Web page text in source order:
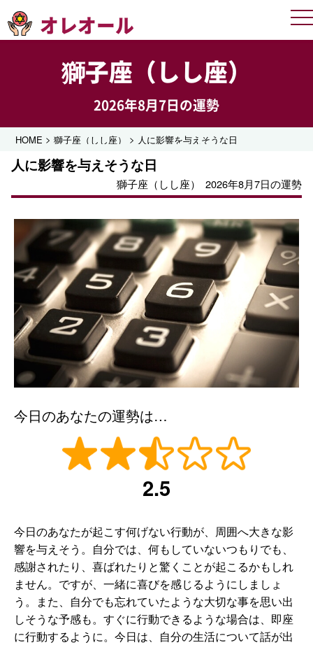
オレオール
獅子座（しし座）
2026年8月7日の運勢
HOME >獅子座（しし座） > 人に影響を与えそうな日
人に影響を与えそうな日
獅子座（しし座） 2026年8月7日の運勢
今日のあなたの運勢は…
2.5
今日のあなたが起こす何げない行動が、周囲へ大きな影
響を与えそう。自分では、何もしていないつもりでも、
感謝されたり、喜ばれたりと驚くことが起こるかもしれ
ません。ですが、一緒に喜びを感じるようにしましょ
う。また、自分でも忘れていたような大切な事を思い出
しそうな予感も。すぐに行動できるような場合は、即座
に行動するように。今日は、自分の生活について話が出